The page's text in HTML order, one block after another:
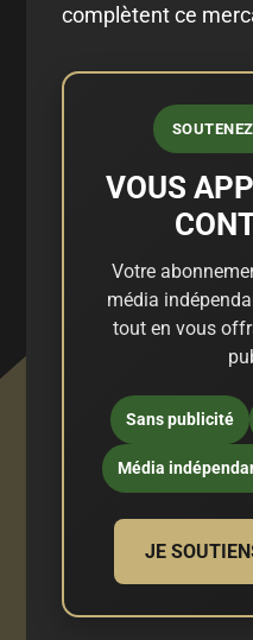
complètent ce
VOUS
Votre
média
tout en vous
Sans publicité
Média
JE